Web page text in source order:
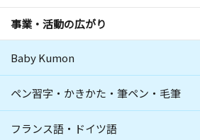
事業・活動の広がり
Baby Kumon
ペン習字・かきかた・筆ペン・毛筆
フランス語・ドイツ語